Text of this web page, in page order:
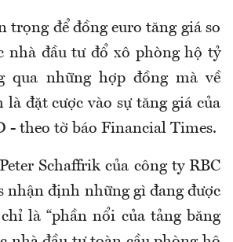
trọng để đồng euro tăng giá so
nhà đầu tư đổ xô phòng hộ tỷ
qua những hợp đồng mà về
đặt cược vào sự tăng giá của
- theo tờ báo Financial Times.
Schaffrik của công ty RBC
nhận định những gì đang được
là “phần nổi của tảng băng